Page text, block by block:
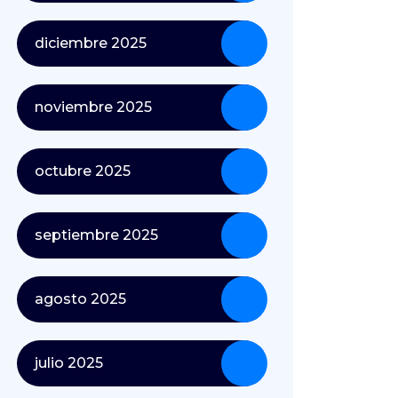
diciembre 2025
noviembre 2025
octubre 2025
septiembre 2025
agosto 2025
julio 2025